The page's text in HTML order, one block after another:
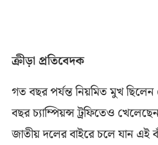
ক্রীড়া প্রতিবেদক
গত বছর পর্যন্ত নিয়মিত মুখ
বছর চ্যাম্পিয়ন্স ট্রফিতেও
জাতীয় দলের বাইরে চলে যান এই